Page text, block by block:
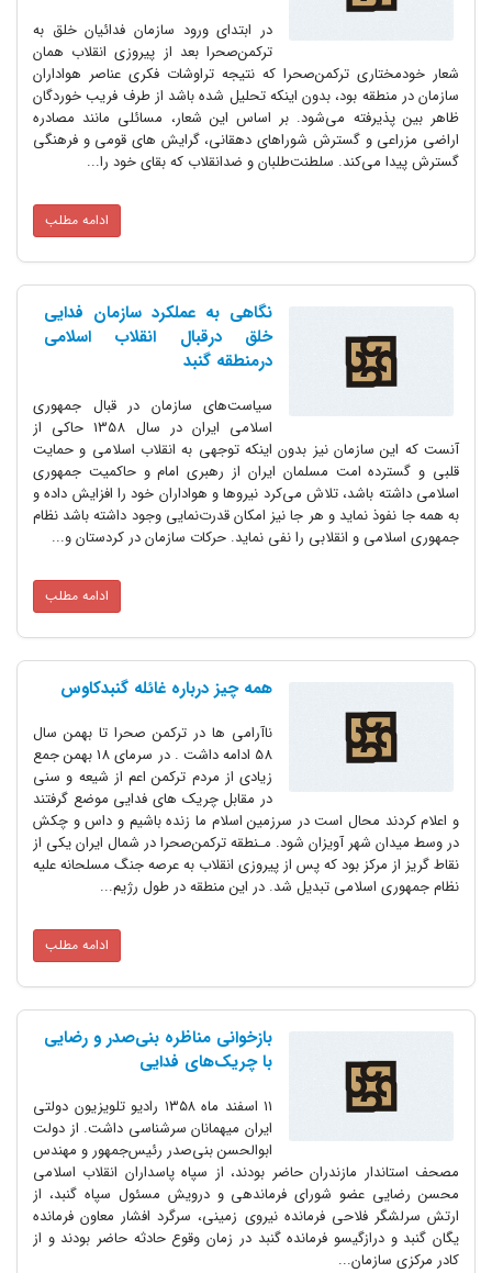
در ابتدای ورود سازمان فدائیان خلق به
ترکمن‌صحرا بعد از پیروزی انقلاب همان
شعار خودمختاری ترکمن‌صحرا که نتیجه تراوشات فکری عناصر هواداران
سازمان در منطقه بود، بدون اینکه تحلیل شده باشد از طرف فریب خوردگان
ظاهر بین پذیرفته می‌شود. بر اساس این شعار، مسائلی مانند مصادره
اراضی مزراعی و گسترش شوراهای دهقانی، گرایش های قومی و فرهنگی
گسترش پیدا می‌کند. سلطنت‌طلبان و ضدانقلاب که بقای خود را...
ادامه مطلب
نگاهی به عملکرد سازمان فدایی
خلق درقبال انقلاب اسلامی
درمنطقه گنبد
سیاست‌های سازمان در قبال جمهوری
اسلامی ایران در سال 1358 حاکی از
آنست که این سازمان نیز بدون اینکه توجهی به انقلاب اسلامی و حمایت
قلبی و گسترده امت مسلمان ایران از رهبری امام و حاکمیت جمهوری
اسلامی داشته باشد، تلاش می‌کرد نیروها و هواداران خود را افزایش داده و
به همه جا نفوذ نماید و هر جا نیز امکان قدرت‌نمایی وجود داشته باشد نظام
جمهوری اسلامی و انقلابی را نفی نماید. حرکات سازمان در کردستان و...
ادامه مطلب
همه چیز درباره غائله گنبدکاوس
ناآرامی ها در ترکمن صحرا تا بهمن سال
58 ادامه داشت . در سرمای 18 بهمن جمع
زیادی از مردم ترکمن اعم از شیعه و سنی
در مقابل چریک های فدایی موضع گرفتند
و اعلام کردند محال است در سرزمین اسلام ما زنده باشیم و داس و چکش
در وسط میدان شهر آویزان شود. مـنطقه ترکمن‌صحرا در شمال ایران یکی از
نقاط گریز از مرکز بود که پس از پیروزی انقلاب به عرصه جنگ مسلحانه علیه
نظام جمهوری اسلامی تبدیل شد. در این منطقه در طول رژیم...
ادامه مطلب
بازخوانی مناظره بنی‌صدر و رضایی
با چریک‌های فدایی
۱۱ اسفند ماه ۱۳۵۸ رادیو تلویزیون دولتی
ایران میهمانان سرشناسی داشت. از دولت
ابوالحسن بنی‌صدر رئیس‌جمهور و مهندس
مصحف استاندار مازندران حاضر بودند، از سپاه پاسداران انقلاب اسلامی
محسن رضایی عضو شورای فرماندهی و درویش مسئول سپاه گنبد، از
ارتش سرلشگر فلاحی فرمانده نیروی زمینی، سرگرد افشار معاون فرمانده
یگان گنبد و درازگیسو فرمانده گنبد در زمان وقوع حادثه حاضر بودند و از
کادر مرکزی سازمان...